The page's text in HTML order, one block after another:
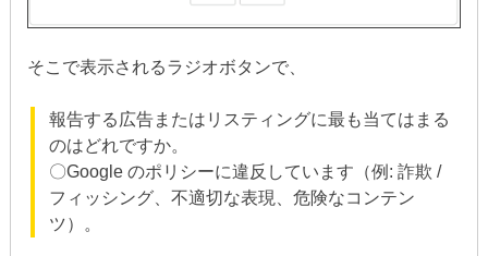
そこで表示されるラジオボタンで、
報告する広告またはリスティングに最も当てはまる
のはどれですか。
〇Google のポリシーに違反しています（例: 詐欺 /
フィッシング、不適切な表現、危険なコンテン
ツ）。